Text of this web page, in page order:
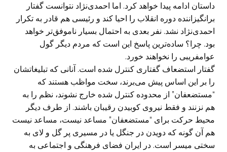
داستان ادامه پیدا خواهد کرد. اما احمدی‌نژاد نتوانست گفتار
برانگیزاننده دوره انقلاب را احیا کند و رئیسی هم قادر به تکرار
احمدی‌نژاد نشد. نفر بعدی به احتمال بسیار ناموفق‌تر خواهد
بود. چرا؟ ساده‌ترین پاسخ این است که مردم دیگر گول
عوامفریبی را نخواهند خورد.
گفتار استضعاف گفتاری کنترل شده است. آنانی که تبلیغاتشان
را بر این اساس پیش می‌برند، سخت مواظب هستند که
“مستضعفان” از محدوده کنترل شده خارج نشوند، نظم را به
هم نزنند و فقط نیروی کوبیدن رقیبان باشند. از طرف دیگر
محیط حرکت برای “مستضعفان” مساعد نیست، مساعد نیست
هم آن گونه که دویدن در جنگل یا در مسیری پر گل و لای به
سختی میسر است. در ایران فضای فرهنگی و اجتماعی به